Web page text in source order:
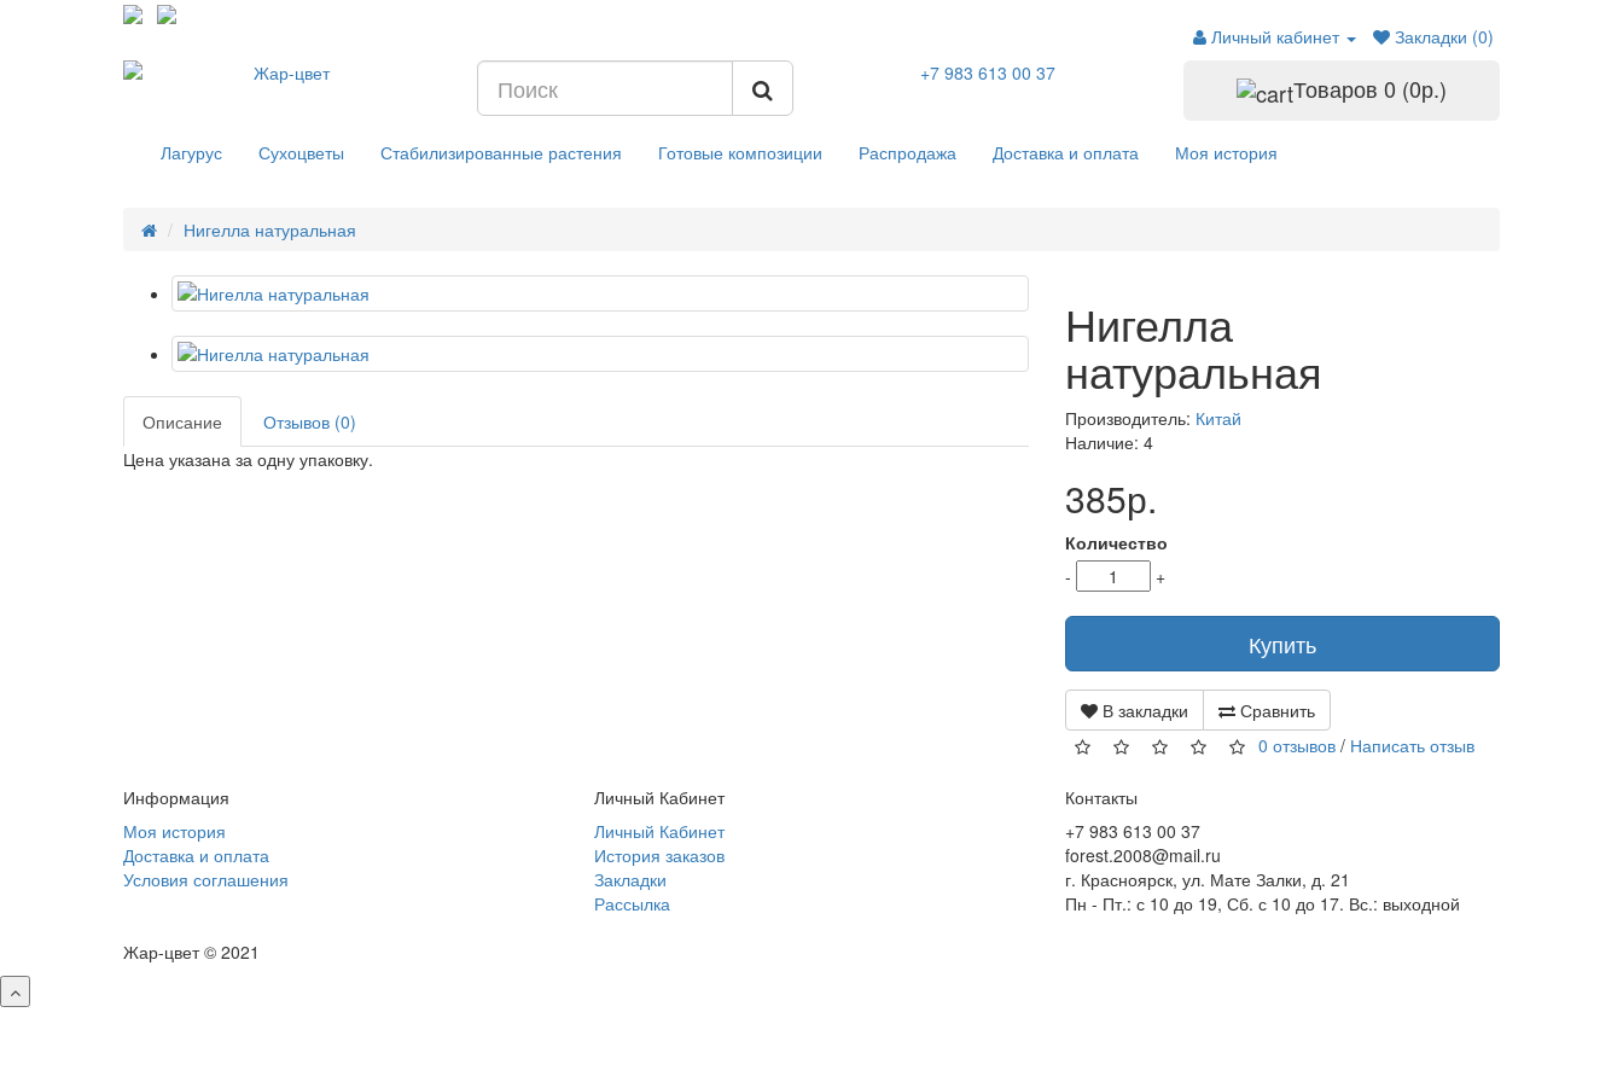
Личный кабинет
Закладки (0)
+7 983 613 00 37
Товаров 0 (0р.)
Лагурус Сухоцветы Стабилизированные растения Готовые композиции Распродажа Доставка и оплата Моя история
Нигелла натуральная
Описание
Отзывов (0)
Цена указана за одну упаковку.
Нигелла
натуральная
Производитель: Китай
Наличие: 4
385р.
Количество
-
+
Купить
В закладки
Сравнить
0 отзывов / Написать отзыв
Информация
Моя история
Доставка и оплата
Условия соглашения
Личный Кабинет
Личный Кабинет
История заказов
Закладки
Рассылка
Контакты
+7 983 613 00 37
forest.2008@mail.ru
г. Красноярск, ул. Мате Залки, д. 21
Пн - Пт.: с 10 до 19, Сб. с 10 до 17. Вс.: выходной
Жар-цвет © 2021